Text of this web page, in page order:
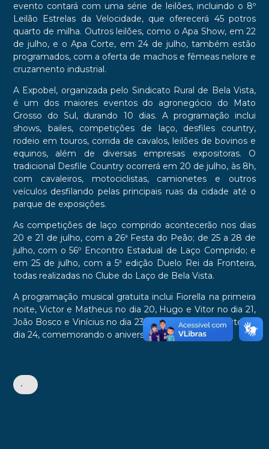
evento contará com uma série de leilões, incluindo o 8º
Leilão Estrelas da Velocidade, que oferecerá 45 potros
quarto de milha. Outros leilões, como o Apa Show, em 22
de julho, e o Apa Corte, em 24 de julho, também estão
programados, com a oferta de machos e fêmeas nelore e
cruzamento industrial.
A Expobel, organizada pelo Sindicato Rural de Bela Vista,
é um dos maiores eventos do agronegócio do Mato
Grosso do Sul, durando 10 dias. A programação inclui
shows, bailes, competições de laço, desfiles country,
rodeio em touros, corrida de cavalos, leilões de bovinos e
equinos, além de diversas empresas expositoras. O
tradicional Desfile Country ocorrerá em 20 de julho, às 8h,
com cavaleiros, motociclistas, camionetes e outros
veículos desfilando pelas principais ruas da cidade até o
parque de exposições.
As competições de laço comprido acontecerão nos dias
20 e 21 de julho, com a 26ª Festa do Peão; de 25 a 28 de
julho, com o 56º Encontro Estadual de Laço Comprido; e
em 25 de julho, com a 5ª edição Duelo Rei da Fronteira,
todas realizadas no Clube do Laço de Bela Vista.
A programação musical gratuita inclui Fiorella na primeira
noite, Victor e Matheus no dia 20, Hugo e Vitor no dia 21,
João Bosco e Vinícius no dia 23, e Guilherme e Benuto no
dia 24, comemorando o aniversário da cidade.
•